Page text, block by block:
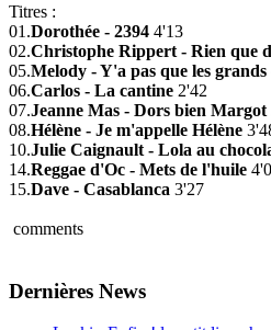
Titres :
01.Dorothée - 2394 4'13
02.Christophe Rippert - Rien que
05.Melody - Y'a pas que les
06.Carlos - La cantine 2'42
07.Jeanne Mas - Dors bien Margot
08.Hélène - Je m'appelle Hélène
10.Julie Caignault - Lola au
14.Reggae d'Oc - Mets de l'huile
15.Dave - Casablanca 3'27
comments
Dernières News